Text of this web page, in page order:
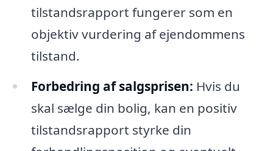
tilstandsrapport fungerer som en
objektiv vurdering af ejendommens
tilstand.
Forbedring af salgsprisen: Hvis du
skal sælge din bolig, kan en positiv
tilstandsrapport styrke din